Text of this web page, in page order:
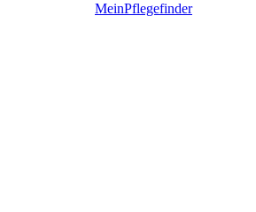
MeinPflegefinder